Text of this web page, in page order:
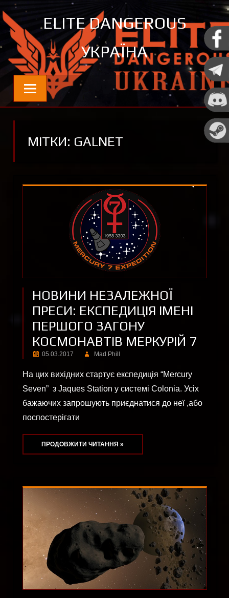
Перейти
до
контенту
ELITE DANGEROUS
УКРАЇНА
Новини та цікавинки про Elite Dangerous
МІТКИ: GALNET
НОВИНИ НЕЗАЛЕЖНОЇ
ПРЕСИ: ЕКСПЕДИЦІЯ ІМЕНІ
ПЕРШОГО ЗАГОНУ
КОСМОНАВТІВ МЕРКУРІЙ 7
05.03.2017 Mad Phill
На цих вихідних стартує експедиція “Mercury
Seven” з Jaques Station у системі Colonia. Усіх
бажаючих запрошують приєднатися до неї ,або
поспостерігати
ПРОДОВЖИТИ ЧИТАННЯ »